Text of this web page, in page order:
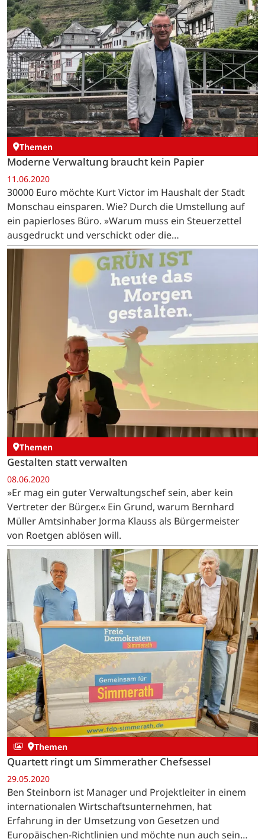
Themen
Moderne Verwaltung braucht kein Papier
11.06.2020
30000 Euro möchte Kurt Victor im Haushalt der Stadt
Monschau einsparen. Wie? Durch die Umstellung auf
ein papierloses Büro. »Warum muss ein Steuerzettel
ausgedruckt und verschickt oder die
Fremdenverkehrsabgabe auf Papier ausgefüllt
werden?«, fragt sich der…
Themen
Gestalten statt verwalten
08.06.2020
»Er mag ein guter Verwaltungschef sein, aber kein
Vertreter der Bürger.« Ein Grund, warum Bernhard
Müller Amtsinhaber Jorma Klauss als Bürgermeister
von Roetgen ablösen will.
Themen
Quartett ringt um Simmerather Chefsessel
29.05.2020
Ben Steinborn ist Manager und Projektleiter in einem
internationalen Wirtschaftsunternehmen, hat
Erfahrung in der Umsetzung von Gesetzen und
Europäischen-Richtlinien und möchte nun auch sein